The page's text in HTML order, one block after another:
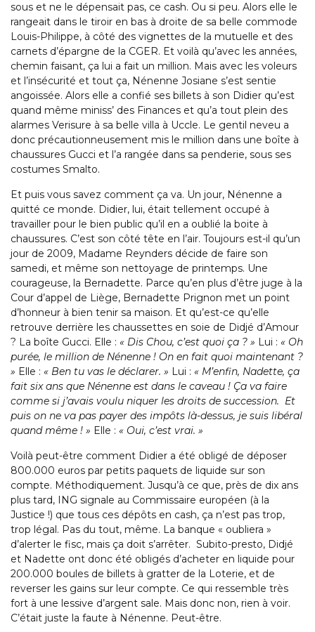
sous et ne le dépensait pas, ce cash. Ou si peu. Alors elle le
rangeait dans le tiroir en bas à droite de sa belle commode
Louis-Philippe, à côté des vignettes de la mutuelle et des
carnets d’épargne de la CGER. Et voilà qu’avec les années,
chemin faisant, ça lui a fait un million. Mais avec les voleurs
et l’insécurité et tout ça, Nénenne Josiane s’est sentie
angoissée. Alors elle a confié ses billets à son Didier qu’est
quand même miniss’ des Finances et qu’a tout plein des
alarmes Verisure à sa belle villa à Uccle. Le gentil neveu a
donc précautionneusement mis le million dans une boîte à
chaussures Gucci et l’a rangée dans sa penderie, sous ses
costumes Smalto.
Et puis vous savez comment ça va. Un jour, Nénenne a
quitté ce monde. Didier, lui, était tellement occupé à
travailler pour le bien public qu’il en a oublié la boite à
chaussures. C’est son côté tête en l’air. Toujours est-il qu’un
jour de 2009, Madame Reynders décide de faire son
samedi, et même son nettoyage de printemps. Une
courageuse, la Bernadette. Parce qu’en plus d’être juge à la
Cour d’appel de Liège, Bernadette Prignon met un point
d’honneur à bien tenir sa maison. Et qu’est-ce qu’elle
retrouve derrière les chaussettes en soie de Didjé d’Amour
? La boîte Gucci. Elle : « Dis Chou, c’est quoi ça ? » Lui : « Oh
purée, le million de Nénenne ! On en fait quoi maintenant ?
» Elle : « Ben tu vas le déclarer. » Lui : « M’enfin, Nadette, ça
fait six ans que Nénenne est dans le caveau ! Ça va faire
comme si j’avais voulu niquer les droits de succession. Et
puis on ne va pas payer des impôts là-dessus, je suis libéral
quand même ! » Elle : « Oui, c’est vrai. »
Voilà peut-être comment Didier a été obligé de déposer
800.000 euros par petits paquets de liquide sur son
compte. Méthodiquement. Jusqu’à ce que, près de dix ans
plus tard, ING signale au Commissaire européen (à la
Justice !) que tous ces dépôts en cash, ça n’est pas trop,
trop légal. Pas du tout, même. La banque « oubliera »
d’alerter le fisc, mais ça doit s’arrêter. Subito-presto, Didjé
et Nadette ont donc été obligés d’acheter en liquide pour
200.000 boules de billets à gratter de la Loterie, et de
reverser les gains sur leur compte. Ce qui ressemble très
fort à une lessive d’argent sale. Mais donc non, rien à voir.
C’était juste la faute à Nénenne. Peut-être.